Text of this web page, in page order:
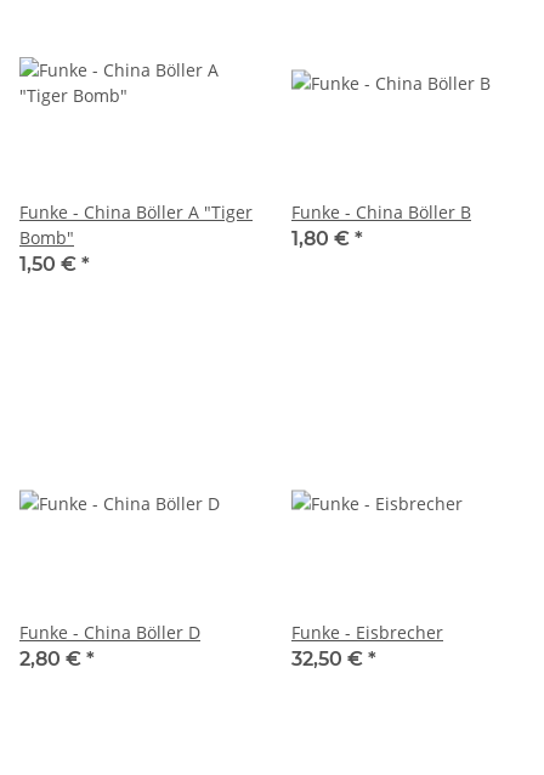
Funke - China Böller A "Tiger
Bomb"
1,50 € *
Funke - China Böller B
1,80 € *
Funke - China Böller D
2,80 € *
Funke - Eisbrecher
32,50 € *